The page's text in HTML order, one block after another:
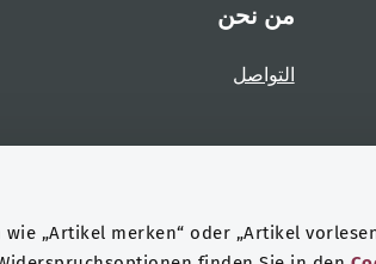
„Artikel merken“ oder „Artikel
من نحن
التواصل